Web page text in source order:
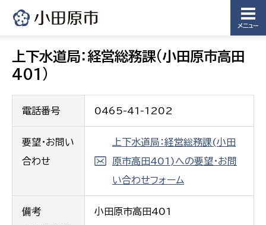
メニュー
上下水道局：経営総務課(小田原市高田
401)
電話番号 0465-41-1202
要望・お問い
合わせ
上下水道局：経営総務課(小田
原市高田401)への要望・お問
い合わせフォーム
備考
小田原市高田401